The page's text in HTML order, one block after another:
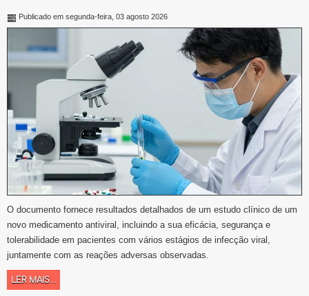
Publicado em segunda-feira, 03 agosto 2026
O documento fornece resultados detalhados de um estudo clínico de um
novo medicamento antiviral, incluindo a sua eficácia, segurança e
tolerabilidade em pacientes com vários estágios de infecção viral,
juntamente com as reações adversas observadas.
LER MAIS...